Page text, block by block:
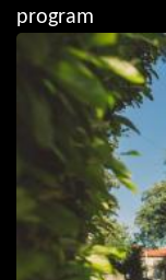
program